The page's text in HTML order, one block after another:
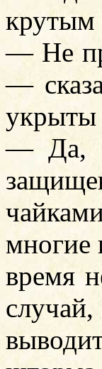
крутым
— Не
—
укрыты
— Да,
многие
время